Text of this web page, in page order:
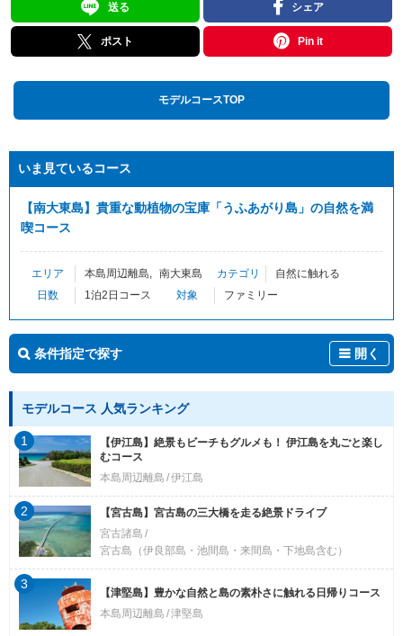
送る シェア
ポスト Pin it
モデルコースTOP
いま見ているコース
【南大東島】貴重な動植物の宝庫「うふあがり島」の自然を満
喫コース
エリア 本島周辺離島 南大東島 カテゴリ
自然に触れる
日数
1泊2日コース 対象 ファミリー
条件指定で探す 開く
モデルコース 人気ランキング
【伊江島】絶景もビーチもグルメも！ 伊江島を丸ごと楽し
むコース
本島周辺離島 伊江島
1
【宮古島】宮古島の三大橋を走る絶景ドライブ
宮古諸島
宮古島（伊良部島・池間島・来間島・下地島含む）
2
【津堅島】豊かな自然と島の素朴さに触れる日帰りコース
本島周辺離島 津堅島
3